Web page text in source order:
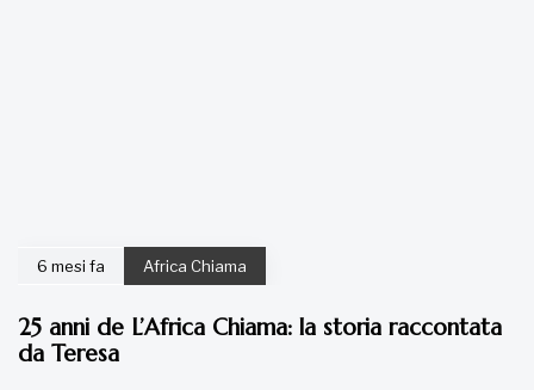
6 mesi fa Africa Chiama
25 anni de L’Africa Chiama: la storia raccontata
da Teresa